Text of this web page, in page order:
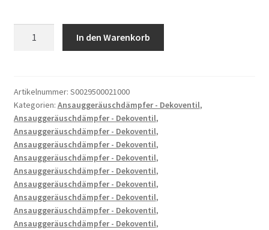
In den Warenkorb
Artikelnummer: S0029500021000
Kategorien: Ansauggeräuschdämpfer - Dekoventil,
Ansauggeräuschdämpfer - Dekoventil,
Ansauggeräuschdämpfer - Dekoventil,
Ansauggeräuschdämpfer - Dekoventil,
Ansauggeräuschdämpfer - Dekoventil,
Ansauggeräuschdämpfer - Dekoventil,
Ansauggeräuschdämpfer - Dekoventil,
Ansauggeräuschdämpfer - Dekoventil,
Ansauggeräuschdämpfer - Dekoventil,
Ansauggeräuschdämpfer - Dekoventil,